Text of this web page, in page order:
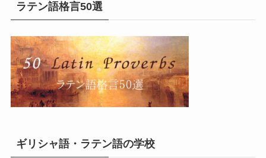
ラテン語格言50選
ギリシャ語・ラテン語の学校